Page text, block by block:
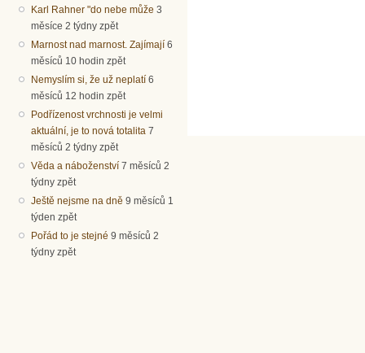
Karl Rahner "do nebe může 3
měsíce 2 týdny zpět
Marnost nad marnost. Zajímají 6
měsíců 10 hodin zpět
Nemyslím si, že už neplatí 6
měsíců 12 hodin zpět
Podřízenost vrchnosti je velmi
aktuální, je to nová totalita 7
měsíců 2 týdny zpět
Věda a náboženství 7 měsíců 2
týdny zpět
Ještě nejsme na dně 9 měsíců 1
týden zpět
Pořád to je stejné 9 měsíců 2
týdny zpět